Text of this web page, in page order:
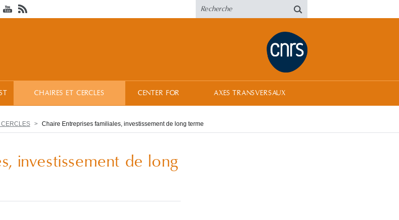
CHAIRES ET CERCLES CENTER FOR AXES TRANSVERSAUX
Chaire Entreprises familiales, investissement de long terme
investissement de long